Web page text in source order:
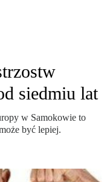
siedmiu lat
w Samokowie to
być lepiej.